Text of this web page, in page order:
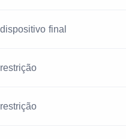
final